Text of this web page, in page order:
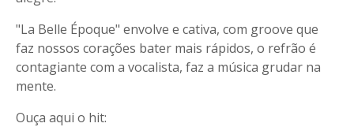
"La Belle Époque" envolve e cativa, com groove que
faz nossos corações bater mais rápidos, o refrão é
contagiante com a vocalista, faz a música grudar na
mente.
Ouça aqui o hit: